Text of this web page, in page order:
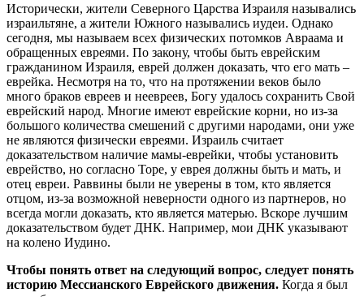
Исторически, жители Северного Царства Израиля назывались
израильтяне, а жители Южного назывались иудеи. Однако
сегодня, мы называем всех физических потомков Авраама и
обращенных евреями. По закону, чтобы быть еврейским
гражданином Израиля, еврей должен доказать, что его мать –
еврейка. Несмотря на то, что на протяжении веков было
много браков евреев и неевреев, Богу удалось сохранить Свой
еврейский народ. Многие имеют еврейские корни, но из-за
большого количества смешений с другими народами, они уже
не являются физически евреями. Израиль считает
доказательством наличие мамы-еврейки, чтобы установить
еврейство, но согласно Торе, у еврея должны быть и мать, и
отец евреи. Раввины были не уверены в том, кто является
отцом, из-за возможной неверности одного из партнеров, но
всегда могли доказать, кто является матерью. Вскоре лучшим
доказательством будет ДНК. Например, мои ДНК указывают
на колено Иудино.
Чтобы понять ответ на следующий вопрос, следует понять
историю Мессианского Еврейского движения. Когда я был